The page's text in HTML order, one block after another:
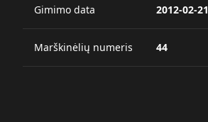
Gimimo data 2012-02-21
Marškinėlių numeris 44